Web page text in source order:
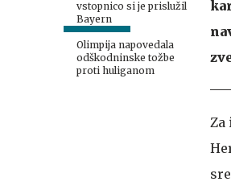
vstopnico si je prislužil
Bayern
Olimpija napovedala
odškodninske tožbe
proti huliganom